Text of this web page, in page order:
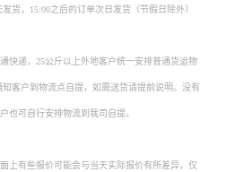
货，15:00之后的订单次日发货（节假日除外）
快递，25公斤以上外地客户统一安排普通货运物
客户到物流点自提，如需送货请提前说明。没有
也可自行安排物流到我司自提。
上有些报价可能会与当天实际报价有所差异，仅